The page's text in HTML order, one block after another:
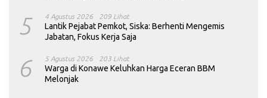
5 4 Agustus 2026 209 Lihat
Lantik Pejabat Pemkot, Siska: Berhenti Mengemis
Jabatan, Fokus Kerja Saja
6 5 Agustus 2026 203 Lihat
Warga di Konawe Keluhkan Harga Eceran BBM
Melonjak